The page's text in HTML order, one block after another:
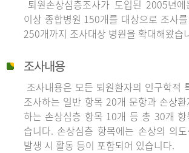
퇴원손상심층조사가 도입된 2005년
이상 종합병원 150개를 대상으로 조사
250개까지 조사대상 병원을 확대해왔습
조사내용
조사내용은 모든 퇴원환자의 인구학적
조사하는 일반 항목 20개 문항과 손상
하는 손상심층 항목 10개 등 총 30개
습니다. 손상심층 항목에는 손상의 의
발생 시 활동 등이 포함되어 있습니다.